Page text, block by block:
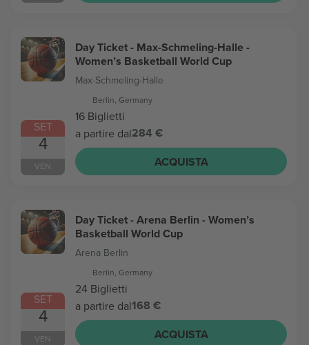
SET
4
VEN
Day Ticket - Max-Schmeling-Halle -
Women’s Basketball World Cup
Max-Schmeling-Halle
Berlin, Germany
16 Biglietti
a partire dal284 €
ACQUISTA
SET
4
VEN
Day Ticket - Arena Berlin - Women’s
Basketball World Cup
Arena Berlin
Berlin, Germany
24 Biglietti
a partire dal168 €
ACQUISTA